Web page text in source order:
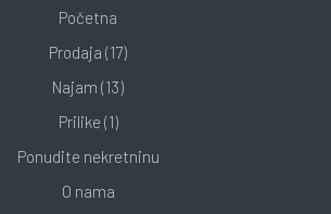
Početna
Prodaja (17)
Najam (13)
Prilike (1)
Ponudite nekretninu
O nama